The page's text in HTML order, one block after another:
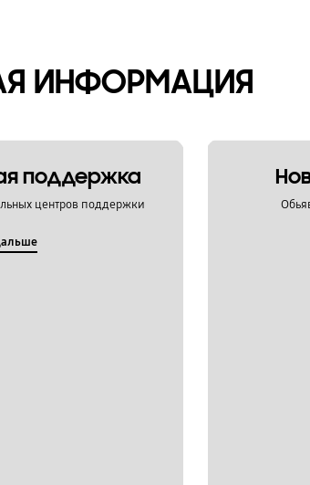
ИНФОРМАЦИЯ
поддержка
центров поддержки